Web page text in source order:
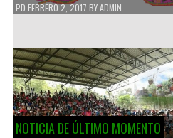
PD FEBRERO 2, 2017 BYADMIN
NOTICIA DE ÚLTIMO MOMENTO